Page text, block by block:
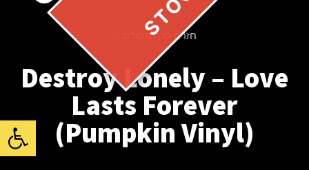
חזרה לדף הקודם
Destroy Lonely – Love
Lasts Forever
(Pumpkin Vinyl) פתח